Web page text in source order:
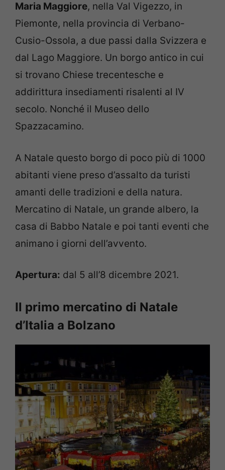
Maria Maggiore, nella Val Vigezzo, in
Piemonte, nella provincia di Verbano-
Cusio-Ossola, a due passi dalla Svizzera e
dal Lago Maggiore. Un borgo antico in cui
si trovano Chiese trecentesche e
addirittura insediamenti risalenti al IV
secolo. Nonché il Museo dello
Spazzacamino.
A Natale questo borgo di poco più di 1000
abitanti viene preso d’assalto da turisti
amanti delle tradizioni e della natura.
Mercatino di Natale, un grande albero, la
casa di Babbo Natale e poi tanti eventi che
animano i giorni dell’avvento.
Apertura: dal 5 all’8 dicembre 2021.
Il primo mercatino di Natale
d’Italia a Bolzano